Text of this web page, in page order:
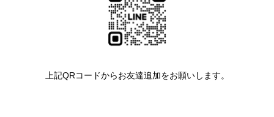
上記QRコードからお友達追加をお願いします。